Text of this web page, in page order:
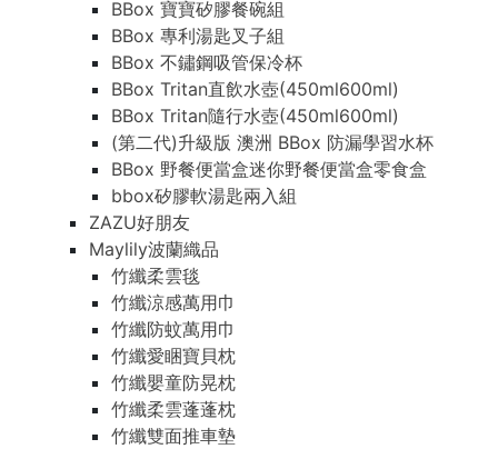
BBox 寶寶矽膠餐碗組
BBox 專利湯匙叉子組
BBox 不鏽鋼吸管保冷杯
BBox Tritan直飲水壺(450ml600ml)
BBox Tritan隨行水壺(450ml600ml)
(第二代)升級版 澳洲 BBox 防漏學習水杯
BBox 野餐便當盒迷你野餐便當盒零食盒
bbox矽膠軟湯匙兩入組
ZAZU好朋友
Maylily波蘭織品
竹纖柔雲毯
竹纖涼感萬用巾
竹纖防蚊萬用巾
竹纖愛睏寶貝枕
竹纖嬰童防晃枕
竹纖柔雲蓬蓬枕
竹纖雙面推車墊